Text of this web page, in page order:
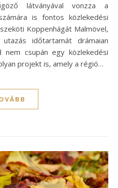
látványával vonzza a
is fontos közlekedési
Koppenhágát Malmövel,
időtartamát drámaian
nem csupán egy közlekedési
projekt is, amely a régió…